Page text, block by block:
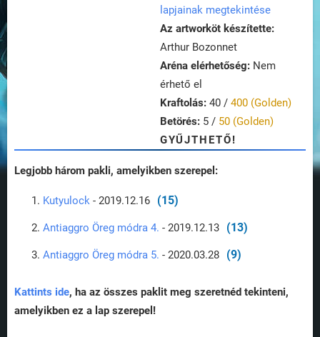
lapjainak megtekintése
Az artworköt készítette:
Arthur Bozonnet
Aréna elérhetőség: Nem
érhető el
Kraftolás: 40 / 400 (Golden)
Betörés: 5 / 50 (Golden)
GYŰJTHETŐ!
Legjobb három pakli, amelyikben szerepel:
Kutyulock - 2019.12.16 (15)
Antiaggro Öreg módra 4. - 2019.12.13 (13)
Antiaggro Öreg módra 5. - 2020.03.28 (9)
Kattints ide, ha az összes paklit meg szeretnéd tekinteni,
amelyikben ez a lap szerepel!